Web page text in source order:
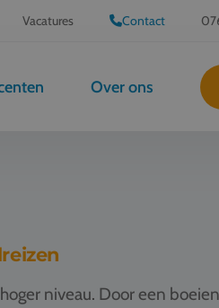
Vacatures Contact
Over ons
niveau. Door een